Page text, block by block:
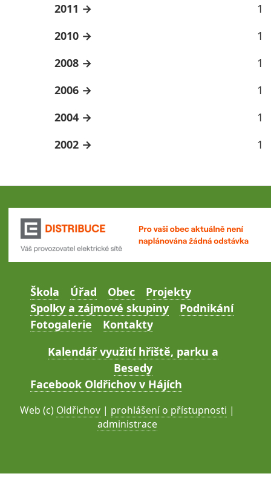
2011
1
2010
1
2008
1
2006
1
2004
1
2002
1
Škola Úřad Obec
Projekty
Spolky a zájmové skupiny
Podnikání
Fotogalerie
Kontakty
Kalendář využití hřiště, parku a
Besedy
Facebook Oldřichov v Hájích
Web (c) Oldřichov | prohlášení o přístupnosti |
administrace